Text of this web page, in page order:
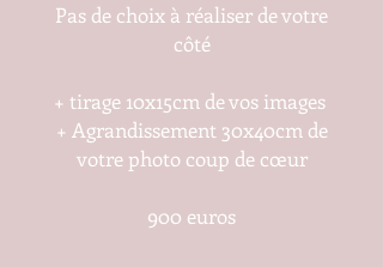
Pas de choix à réaliser de votre
côté
+ tirage 10x15cm de vos images
+ Agrandissement 30x40cm de
votre photo coup de cœur
900 euros